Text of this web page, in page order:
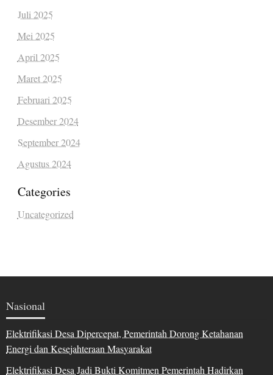
Juli 2025
Mei 2025
April 2025
Maret 2025
Februari 2025
Desember 2024
September 2024
Agustus 2024
Categories
Uncategorized
Nasional
Elektrifikasi Desa Dipercepat, Pemerintah Dorong Ketahanan
Energi dan Kesejahteraan Masyarakat
Elektrifikasi Desa Jadi Bukti Komitmen Pemerintah Hadirkan